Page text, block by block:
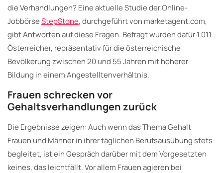
die Verhandlungen? Eine aktuelle Studie der Online-
JobbörseStepStone, durchgeführt von marketagent.com,
gibt Antworten auf diese Fragen. Befragt wurden dafür 1.011
Österreicher, repräsentativ für die österreichische
Bevölkerung zwischen 20 und 55 Jahren mit höherer
Bildung in einem Angestelltenverhältnis.
Frauen schrecken vor
Gehaltsverhandlungen zurück
Die Ergebnisse zeigen: Auch wenn das Thema Gehalt
Frauen und Männer in ihrer täglichen Berufsausübung stets
begleitet, ist ein Gespräch darüber mit dem Vorgesetzten
keines, das leichtfällt. Vor allem Frauen agieren bei